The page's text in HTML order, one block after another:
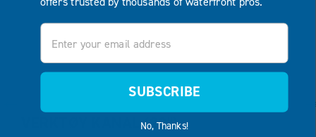
VERKTØY KANAL (20")
Email
SUBSCRIBE
No, Thanks!